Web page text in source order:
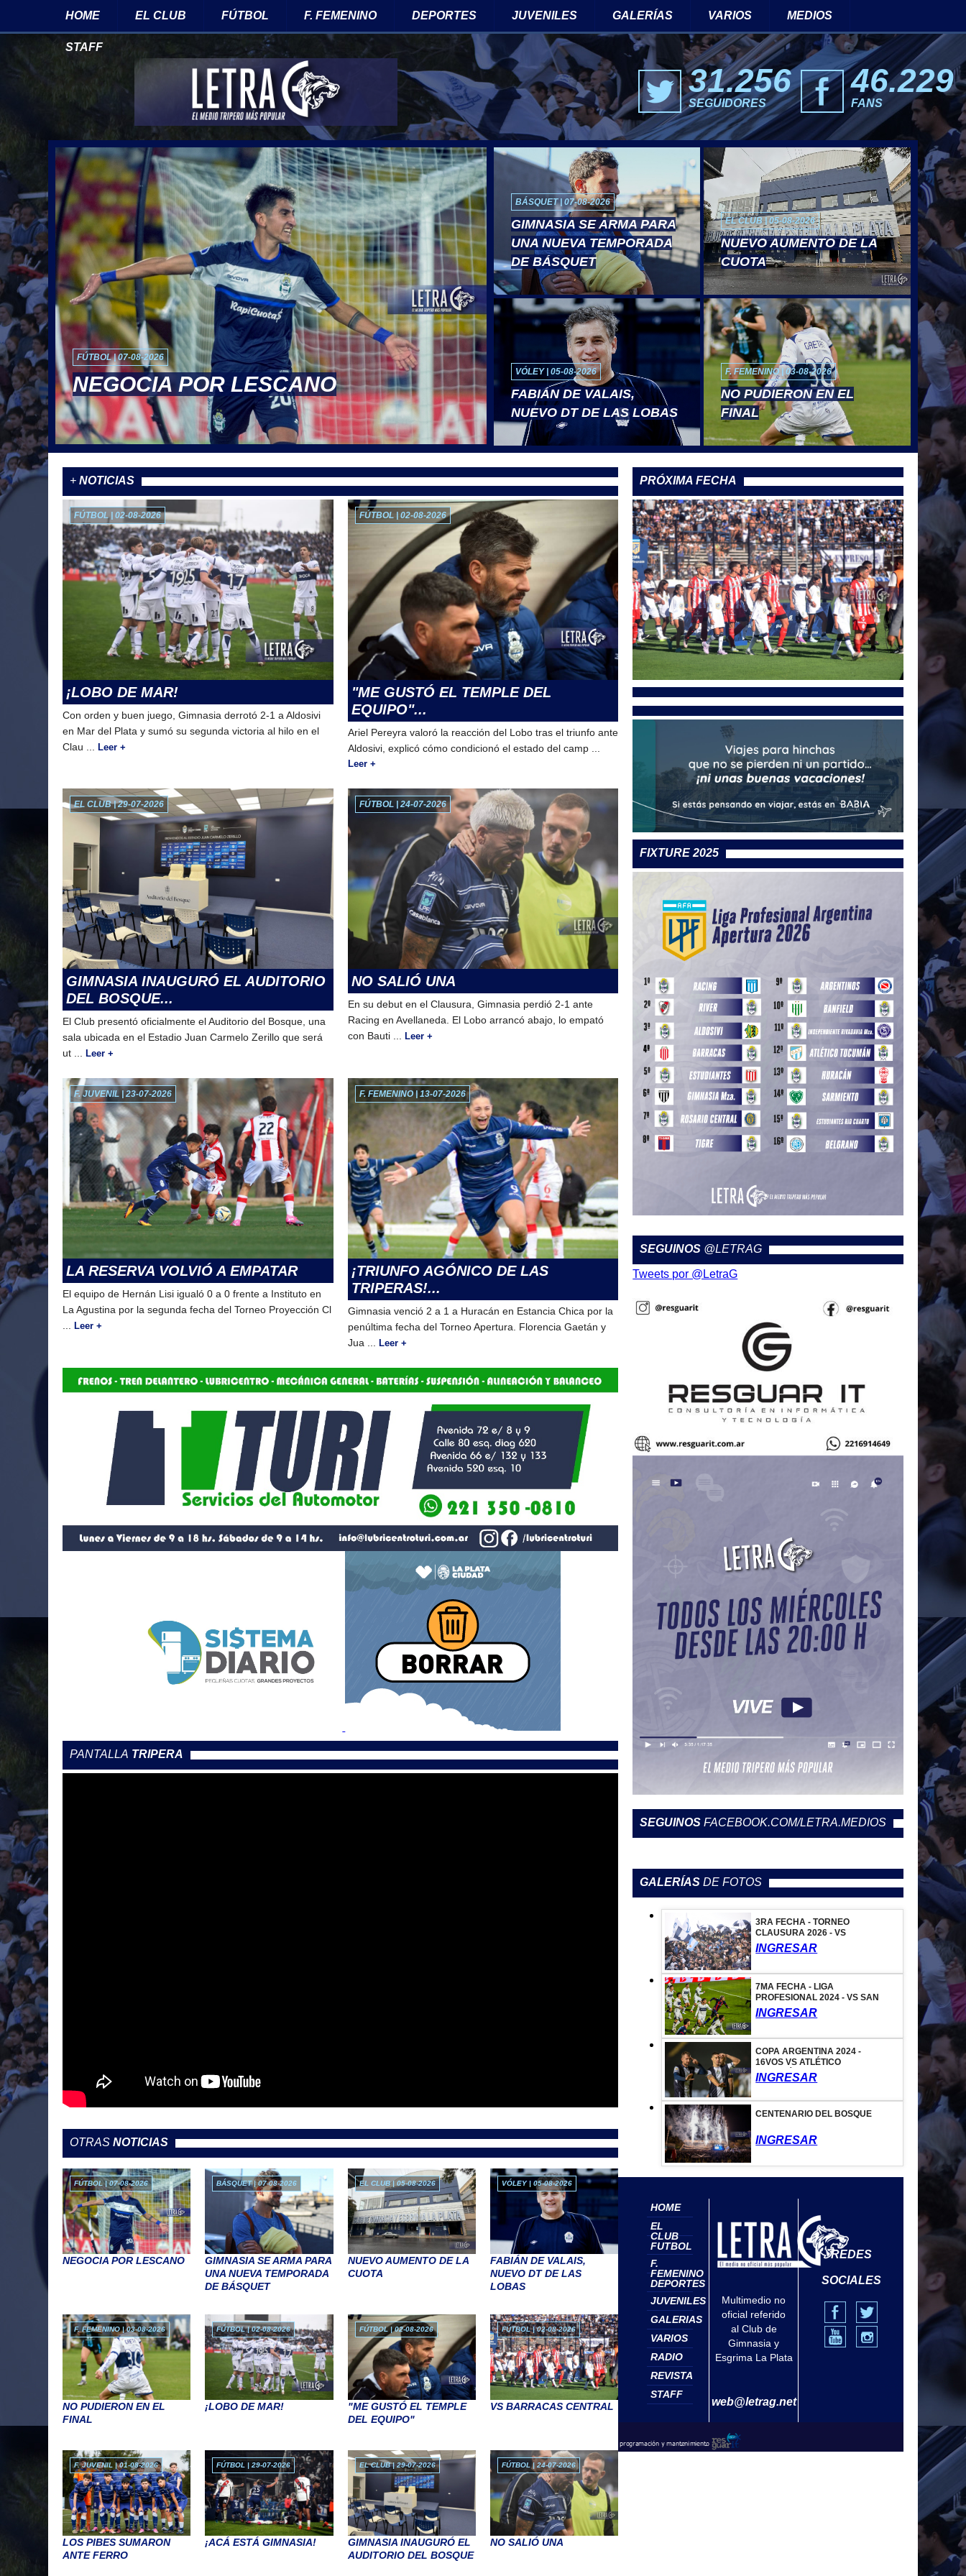
HOME EL CLUB FÚTBOL F. FEMENINO DEPORTES JUVENILES GALERÍAS VARIOS MEDIOS
STAFF
46.229
FANS
31.256
SEGUIDORES
FÚTBOL | 07-08-2026
NEGOCIA POR LESCANO
BÁSQUET | 07-08-2026
GIMNASIA SE ARMA PARA
UNA NUEVA TEMPORADA
DE BÁSQUET
EL CLUB | 05-08-2026
NUEVO AUMENTO DE LA
CUOTA
VÓLEY | 05-08-2026
FABIÁN DE VALAIS,
NUEVO DT DE LAS LOBAS
F. FEMENINO | 03-08-2026
NO PUDIERON EN EL
FINAL
+ NOTICIAS
FÚTBOL | 02-08-2026
¡LOBO DE MAR!
Con orden y buen juego, Gimnasia derrotó 2-1 a Aldosivi
en Mar del Plata y sumó su segunda victoria al hilo en el
Clau ...Leer +
FÚTBOL | 02-08-2026
"ME GUSTÓ EL TEMPLE DEL
EQUIPO"...
Ariel Pereyra valoró la reacción del Lobo tras el triunfo ante
Aldosivi, explicó cómo condicionó el estado del camp ...
Leer +
EL CLUB | 29-07-2026
GIMNASIA INAUGURÓ EL AUDITORIO
DEL BOSQUE...
El Club presentó oficialmente el Auditorio del Bosque, una
sala ubicada en el Estadio Juan Carmelo Zerillo que será
ut ...Leer +
FÚTBOL | 24-07-2026
NO SALIÓ UNA
En su debut en el Clausura, Gimnasia perdió 2-1 ante
Racing en Avellaneda. El Lobo arrancó abajo, lo empató
con Bauti ... Leer +
F. JUVENIL | 23-07-2026
LA RESERVA VOLVIÓ A EMPATAR
El equipo de Hernán Lisi igualó 0 a 0 frente a Instituto en
La Agustina por la segunda fecha del Torneo Proyección Cl
...Leer +
F. FEMENINO | 13-07-2026
¡TRIUNFO AGÓNICO DE LAS
TRIPERAS!...
Gimnasia venció 2 a 1 a Huracán en Estancia Chica por la
penúltima fecha del Torneo Apertura. Florencia Gaetán y
Jua ... Leer +
PANTALLA TRIPERA
OTRAS NOTICIAS
FÚTBOL | 07-08-2026
NEGOCIA POR LESCANO
BÁSQUET | 07-08-2026
GIMNASIA SE ARMA PARA
UNA NUEVA TEMPORADA
DE BÁSQUET
EL CLUB | 05-08-2026
NUEVO AUMENTO DE LA
CUOTA
VÓLEY | 05-08-2026
FABIÁN DE VALAIS,
NUEVO DT DE LAS
LOBAS
F. FEMENINO | 03-08-2026
NO PUDIERON EN EL
FINAL
FÚTBOL | 02-08-2026
¡LOBO DE MAR!
FÚTBOL | 02-08-2026
"ME GUSTÓ EL TEMPLE
DEL EQUIPO"
FÚTBOL | 02-08-2026
VS BARRACAS CENTRAL
F. JUVENIL | 01-08-2026
LOS PIBES SUMARON
ANTE FERRO
FÚTBOL | 29-07-2026
¡ACÁ ESTÁ GIMNASIA!
EL CLUB | 29-07-2026
GIMNASIA INAUGURÓ EL
AUDITORIO DEL BOSQUE
FÚTBOL | 24-07-2026
NO SALIÓ UNA
PRÓXIMA FECHA
FIXTURE 2025
SEGUINOS @LETRAG
Tweets por @LetraG
SEGUINOSFACEBOOK.COM/LETRA.MEDIOS
GALERÍASDE FOTOS
3RA FECHA - TORNEO
CLAUSURA 2026 - VS
ALDOSIVI
INGRESAR
7MA FECHA - LIGA
PROFESIONAL 2024 - VS SAN
LORENZO
INGRESAR
COPA ARGENTINA 2024 -
16VOS VS ATLÉTICO
TUCUMÁN
INGRESAR
CENTENARIO DEL BOSQUE
INGRESAR
HOME
EL
CLUB
FUTBOL
F.
FEMENINO
DEPORTES
JUVENILES
GALERIAS
VARIOS
RADIO
REVISTA
STAFF
Multimedio no
oficial referido
al Club de
Gimnasia y
Esgrima La Plata
web@letrag.net
REDES
SOCIALES